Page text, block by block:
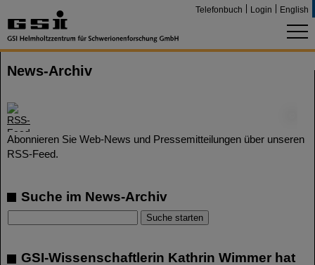
Telefonbuch Login English
News-Archiv
Abonnieren Sie Web-News und Pressemitteilungen über unseren
RSS-Feed.
Suche im News-Archiv
GSI-Wissenschaftlerin Kathrin Wimmer hat